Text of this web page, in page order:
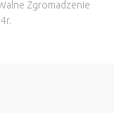
Zgromadzenie